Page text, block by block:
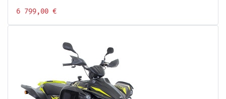
6 799,00 €